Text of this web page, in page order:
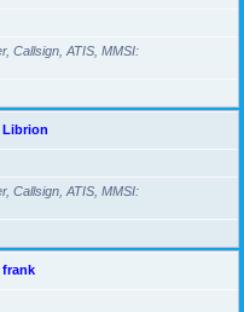
Callsign, ATIS, MMSI
Librion
Callsign, ATIS, MMSI
frank